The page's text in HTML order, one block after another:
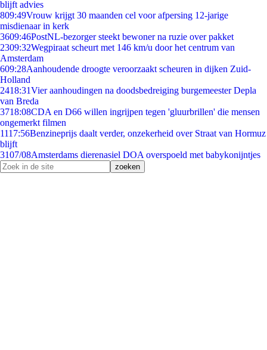
blijft advies
809:49Vrouw krijgt 30 maanden cel voor afpersing 12-jarige
misdienaar in kerk
3609:46PostNL-bezorger steekt bewoner na ruzie over pakket
2309:32Wegpiraat scheurt met 146 km/u door het centrum van
Amsterdam
609:28Aanhoudende droogte veroorzaakt scheuren in dijken Zuid-
Holland
2418:31Vier aanhoudingen na doodsbedreiging burgemeester Depla
van Breda
3718:08CDA en D66 willen ingrijpen tegen 'gluurbrillen' die mensen
ongemerkt filmen
1117:56Benzineprijs daalt verder, onzekerheid over Straat van Hormuz
blijft
3107/08Amsterdams dierenasiel DOA overspoeld met babykonijntjes